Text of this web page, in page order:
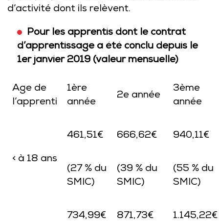
d’activité dont ils relèvent.
Pour les apprentis dont le contrat
d’apprentissage a été conclu depuis le
1er janvier 2019 (valeur mensuelle)
Age de
l’apprenti
1ère
année
2e année
3ème
année
< à 18 ans
461,51€ 666,62€ 940,11€
(27 % du
SMIC)
(39 % du
SMIC)
(55 % du
SMIC)
734,99€ 871,73€ 1.145,22€